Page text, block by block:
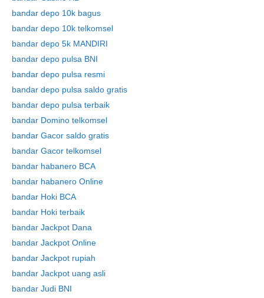
bandar depo 10k bagus
bandar depo 10k telkomsel
bandar depo 5k MANDIRI
bandar depo pulsa BNI
bandar depo pulsa resmi
bandar depo pulsa saldo gratis
bandar depo pulsa terbaik
bandar Domino telkomsel
bandar Gacor saldo gratis
bandar Gacor telkomsel
bandar habanero BCA
bandar habanero Online
bandar Hoki BCA
bandar Hoki terbaik
bandar Jackpot Dana
bandar Jackpot Online
bandar Jackpot rupiah
bandar Jackpot uang asli
bandar Judi BNI